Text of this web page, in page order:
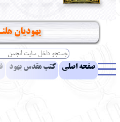
يهوديان
صفحه اصلی کتب مقدس یهود